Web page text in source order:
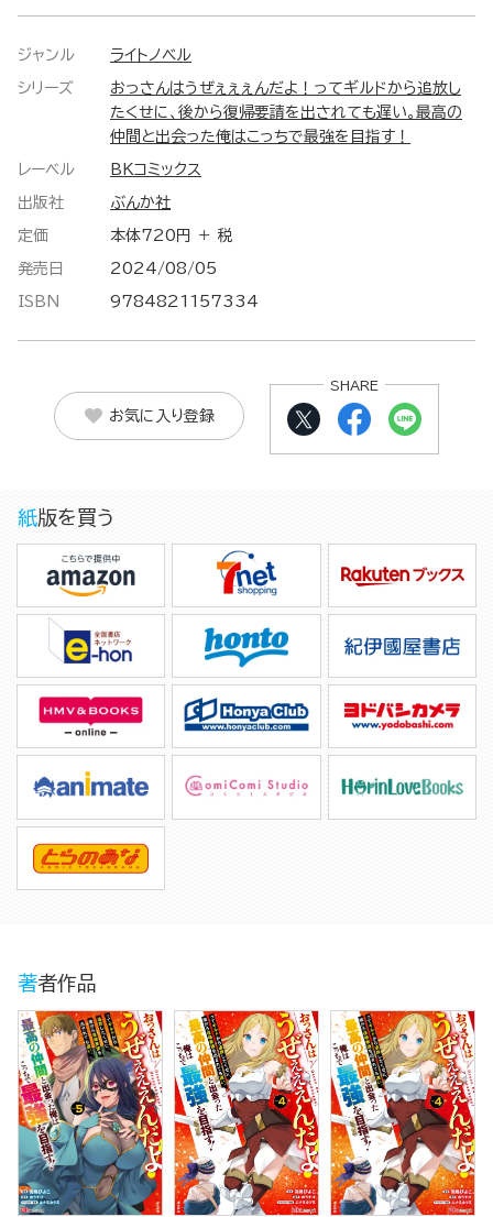
ジャンル ライトノベル
シリーズ
おっさんはうぜぇぇぇんだよ！ってギルドから追放し
たくせに、後から復帰要請を出されても遅い。最高の
仲間と出会った俺はこっちで最強を目指す！
レーベル BKコミックス
出版社 ぶんか社
定価 本体720円 ＋ 税
発売日 2024/08/05
ISBN 9784821157334
お気に入り登録
SHARE
紙版を買う
著者作品